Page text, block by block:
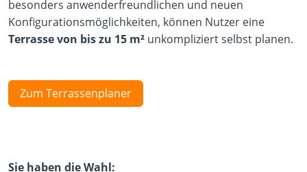
besonders anwenderfreundlichen und neuen
Konfigurationsmöglichkeiten, können Nutzer eine
Terrasse von bis zu 15 m² unkompliziert selbst planen.
Zum Terrassenplaner
Sie haben die Wahl: